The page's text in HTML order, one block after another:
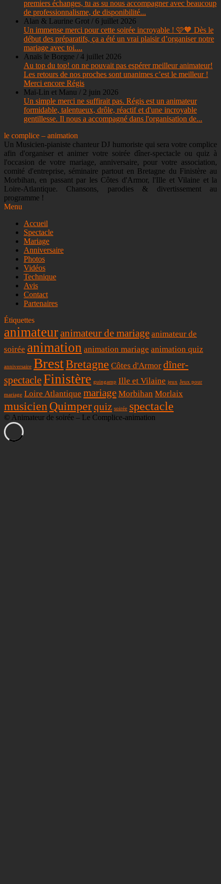
premiers échanges, tu as su nous accompagner avec beaucoup
de professionnalisme, de disponibilité...
Alan & Laurine Grot / 6 juillet 2026
Un immense merci pour cette soirée incroyable ! 🩷🧡 Dès le
début des préparatifs, ça a été un vrai plaisir d’organiser notre
mariage avec toi....
Anaïs le Borgne / 4 juillet 2026
Au top du top! on ne pouvait pas espérer meilleur animateur!
Les retours de nos proches sont unanimes c’est le meilleur !
Merci encore Régis
Maï-Lin et Manu / 2 juin 2026
Un simple merci ne suffirait pas. Régis est un animateur
formidable, talentueux, drôle, réactif et d'une incroyable
gentillesse. Il nous a accompagné dans l'organisation de...
le complice – animation
Un Musicien-pianiste chanteur DJ humoriste qui sera votre complice
afin d'organiser et animer votre soirée dîner-spectacle ou quiz à
l'occasion de votre mariage, anniversaire, pour votre association,
comité d'entreprise, séminaire partout en Bretagne du Finistère au
Morbihan, en passant par les Côtes d'Armor, l'Ille et Vilaine et la
Loire-Atlantique. Chansons, parodies & divertissement au
programme !
Menu
Accueil
Spectacle
Mariage
Anniversaire
Photos
Vidéos
Technique
Avis
Contact
Partenaires
Étiquettes
animateuranimateur de mariage animateur de
soirée animation animation mariage animation quiz
anniversaire BrestBretagne Côtes d'Armor dîner-
spectacleFinistère guingamp Ille et Vilaine jeux Jeux pour
mariage Loire Atlantique mariage Morbihan Morlaix
musicien Quimperquiz soirée spectacle
© Animateur de soirée – Le Complice-animation